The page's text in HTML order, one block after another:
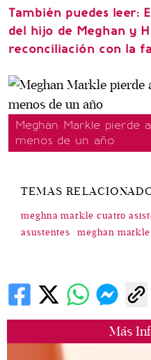
Más
También puedes leer:
del hijo de Meghan y
reconciliación con la
Meghan Markle pierde
menos de un año
TEMAS
meghna markle cuatro
asustentes
meghan markle